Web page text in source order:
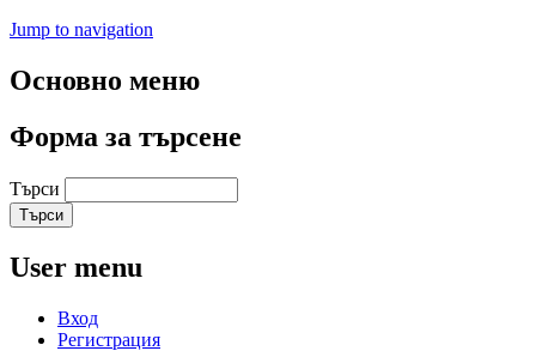
Jump to navigation
Основно меню
Форма за търсене
Търси
User menu
Вход
Регистрация